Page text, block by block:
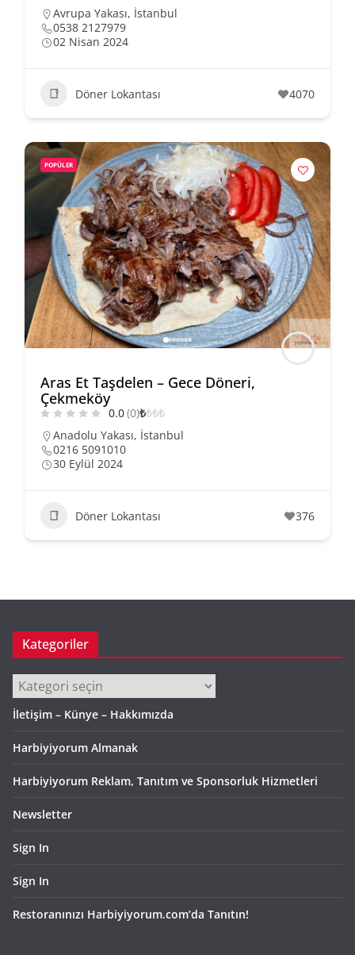
Avrupa Yakası, İstanbul
0538 2127979
02 Nisan 2024
Döner Lokantası 4070
POPÜLER
Aras Et Taşdelen – Gece Döneri,
Çekmeköy
0.0(0)₺₺₺₺
Anadolu Yakası, İstanbul
0216 5091010
30 Eylül 2024
Döner Lokantası 376
Kategoriler
Kategoriler
İletişim – Künye – Hakkımızda
Harbiyiyorum Almanak
Harbiyiyorum Reklam, Tanıtım ve Sponsorluk Hizmetleri
Newsletter
Sign In
Sign In
Restoranınızı Harbiyiyorum.com’da Tanıtın!